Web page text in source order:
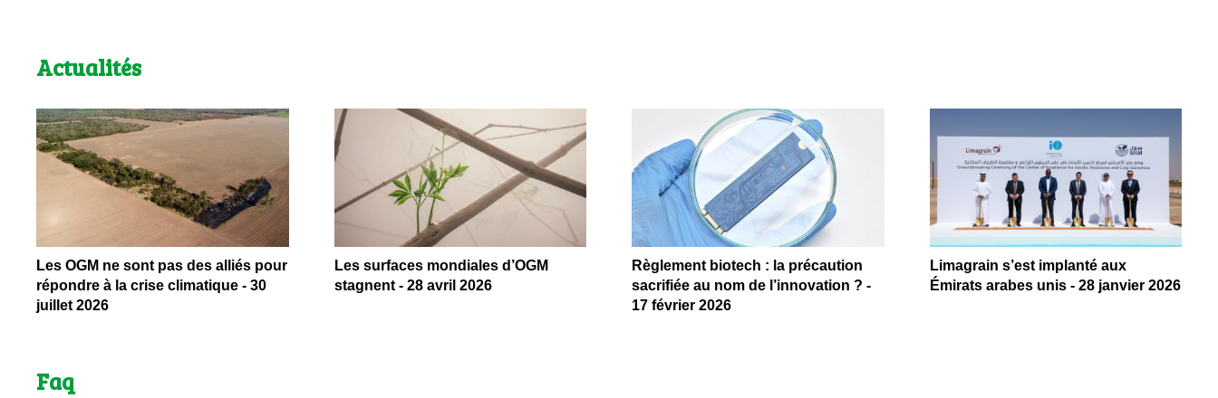
Actualités
Les OGM ne sont pas des alliés pour
répondre à la crise climatique - 30
juillet 2026
Les surfaces mondiales d’OGM
stagnent - 28 avril 2026
Règlement biotech : la précaution
sacrifiée au nom de l’innovation ? -
17 février 2026
Limagrain s’est implanté aux
Émirats arabes unis - 28 janvier 2026
Faq